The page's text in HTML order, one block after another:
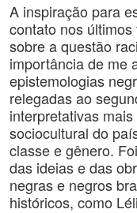
A inspiração para
contato nos
sobre a questão
importância de me
epistemologias
relegadas ao
interpretativas
sociocultural do
classe e gênero.
das ideias e das
negras e negros
históricos, como